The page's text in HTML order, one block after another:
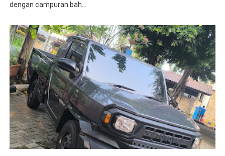
dengan campuran bah...